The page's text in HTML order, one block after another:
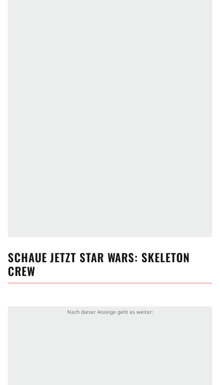
SCHAUE JETZT STAR WARS: SKELETON
CREW